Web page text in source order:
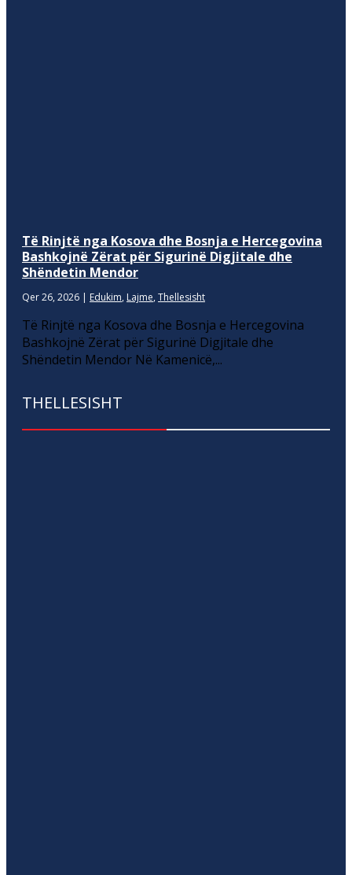
Të Rinjtë nga Kosova dhe Bosnja e Hercegovina
Bashkojnë Zërat për Sigurinë Digjitale dhe
Shëndetin Mendor
Qer 26, 2026 | Edukim, Lajme, Thellesisht
Të Rinjtë nga Kosova dhe Bosnja e Hercegovina
Bashkojnë Zërat për Sigurinë Digjitale dhe
Shëndetin Mendor Në Kamenicë,...
THELLESISHT